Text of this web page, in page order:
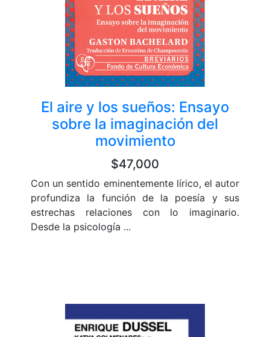
El aire y los sueños: Ensayo
sobre la imaginación del
movimiento
$47,000
Con un sentido eminentemente lírico, el autor
profundiza la función de la poesía y sus
estrechas relaciones con lo imaginario.
Desde la psicología ...